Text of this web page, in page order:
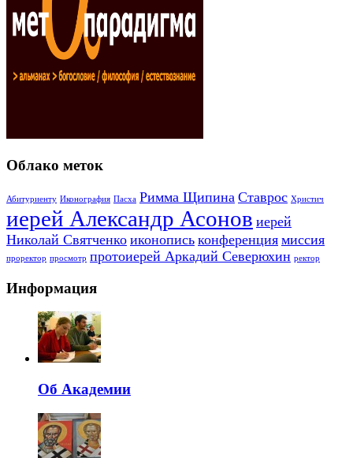
Облако меток
Абитуриенту Иконография Пасха Римма Щипина Ставрос Христич
иерей Александр Асонов иерей
Николай Святченко иконопись конференция миссия
проректор просмотр протоиерей Аркадий Северюхин ректор
Информация
Об Академии